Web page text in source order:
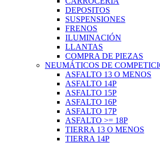
DEPOSITOS
SUSPENSIONES
FRENOS
ILUMINACIÓN
LLANTAS
COMPRA DE PIEZAS
NEUMÁTICOS DE
ASFALTO 13 O MENOS
ASFALTO 14P
ASFALTO 15P
ASFALTO 16P
ASFALTO 17P
ASFALTO >= 18P
TIERRA 13 O MENOS
TIERRA 14P